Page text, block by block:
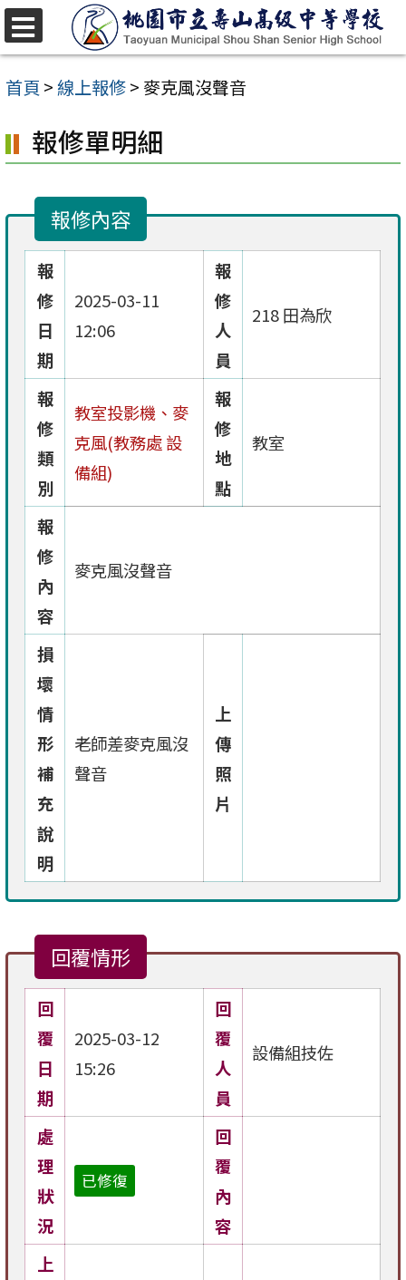
跳
至
主
內
容
首頁 >線上報修> 麥克風沒聲音
報修單明細
報修內容
報
修
日
期
2025-03-11
12:06
報
修
人
員
218 田為欣
報
修
類
別
教室投影機、麥
克風(教務處 設
備組)
報
修
地
點
教室
報
修
內
容
麥克風沒聲音
損
壞
情
形
補
充
說
明
老師差麥克風沒
聲音
上
傳
照
片
回覆情形
回
覆
日
期
2025-03-12
15:26
回
覆
人
員
設備組技佐
處
理
狀
況
已修復
回
覆
內
容
上
選
單